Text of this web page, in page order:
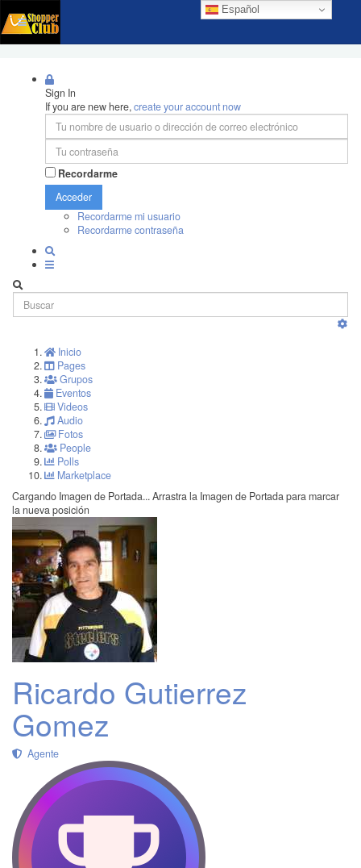
Español
Sign In
If you are new here,create your account now
Recordarme
Acceder
Recordarme mi usuario
Recordarme contraseña
Inicio
Pages
Grupos
Eventos
Videos
Audio
Fotos
People
Polls
Marketplace
Cargando Imagen de Portada... Arrastra la Imagen de Portada para marcar
la nueva posición
Ricardo Gutierrez
Gomez
Agente